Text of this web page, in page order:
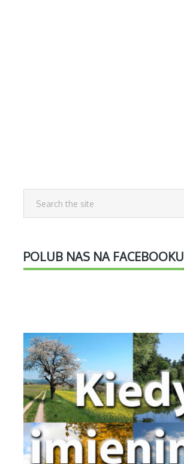
POLUB NAS NA FACEBOOKU